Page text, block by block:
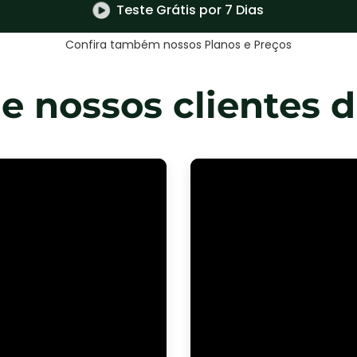
Teste Grátis por 7 Dias
Confira também nossos Planos e Preços
nossos clientes